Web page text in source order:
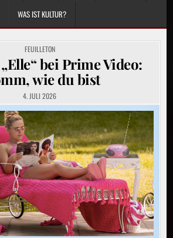
WAS IST KULTUR?
POSTED
IN
FEUILLETON
bei Prime Video:
wie du bist
4. JULI 2026